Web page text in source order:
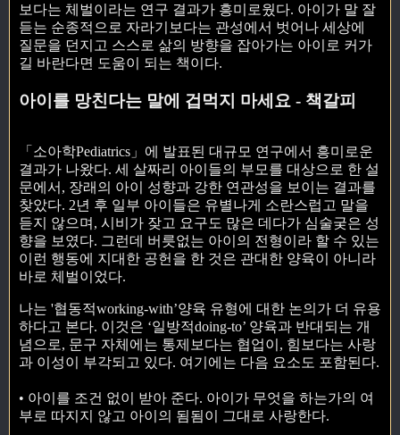
보다는 체벌이라는 연구 결과가 흥미로웠다. 아이가 말 잘
듣는 순종적으로 자라기보다는 관성에서 벗어나 세상에
질문을 던지고 스스로 삶의 방향을 잡아가는 아이로 커가
길 바란다면 도움이 되는 책이다.
아이를 망친다는 말에 겁먹지 마세요 - 책갈피
「소아학Pediatrics」에 발표된 대규모 연구에서 흥미로운
결과가 나왔다. 세 살짜리 아이들의 부모를 대상으로 한 설
문에서, 장래의 아이 성향과 강한 연관성을 보이는 결과를
찾았다. 2년 후 일부 아이들은 유별나게 소란스럽고 말을
듣지 않으며, 시비가 잦고 요구도 많은 데다가 심술궂은 성
향을 보였다. 그런데 버릇없는 아이의 전형이라 할 수 있는
이런 행동에 지대한 공헌을 한 것은 관대한 양육이 아니라
바로 체벌이었다.
나는 '협동적working-with’양육 유형에 대한 논의가 더 유용
하다고 본다. 이것은 ‘일방적doing-to’ 양육과 반대되는 개
념으로, 문구 자체에는 통제보다는 협업이, 힘보다는 사랑
과 이성이 부각되고 있다. 여기에는 다음 요소도 포함된다.
• 아이를 조건 없이 받아 준다. 아이가 무엇을 하는가의 여
부로 따지지 않고 아이의 됨됨이 그대로 사랑한다.